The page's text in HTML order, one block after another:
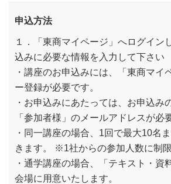
申込方法
１．「東商マイページ」へログイン
込みに必要な情報を入力して下さい
・講座のお申込みには、「東商マイ
ー登録が必要です。
・お申込みにあたっては、お申込み
「参加者様」のメールアドレスが必
・同一講座の場合、1回で最大10名
きます。 ※1社からの参加人数に制
・通学講座の場合、「テキスト・資
会場に用意いたします。